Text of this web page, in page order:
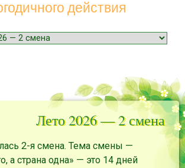
действия
Лето 2026 — 2 смена
2-я смена. Тема смены —
а страна одна» — это 14 дней